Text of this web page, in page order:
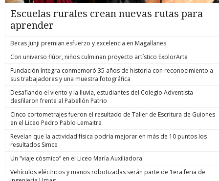
Escuelas rurales crean nuevas rutas para
aprender
Becas Junji premian esfuerzo y excelencia en Magallanes
Con universo flúor, niños culminan proyecto artístico ExplorArte
Fundación Integra conmemoró 35 años de historia con reconocimiento a
sus trabajadores y una muestra fotográfica
Desafiando el viento y la lluvia, estudiantes del Colegio Adventista
desfilaron frente al Pabellón Patrio
Cinco cortometrajes fueron el resultado de Taller de Escritura de Guiones
en el Liceo Pedro Pablo Lemaitre
Revelan que la actividad física podría mejorar en más de 10 puntos los
resultados Simce
Un “viaje cósmico” en el Liceo María Auxiliadora
Vehículos eléctricos y manos robotizadas serán parte de 1era feria de